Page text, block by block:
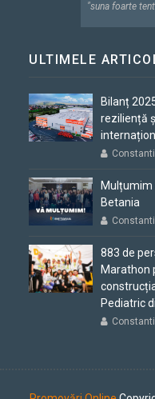
"suna foarte
ULTIMELE
Bilanț
reziliență
Mulțumim
Betania
883 de
Marathon
Pediatric